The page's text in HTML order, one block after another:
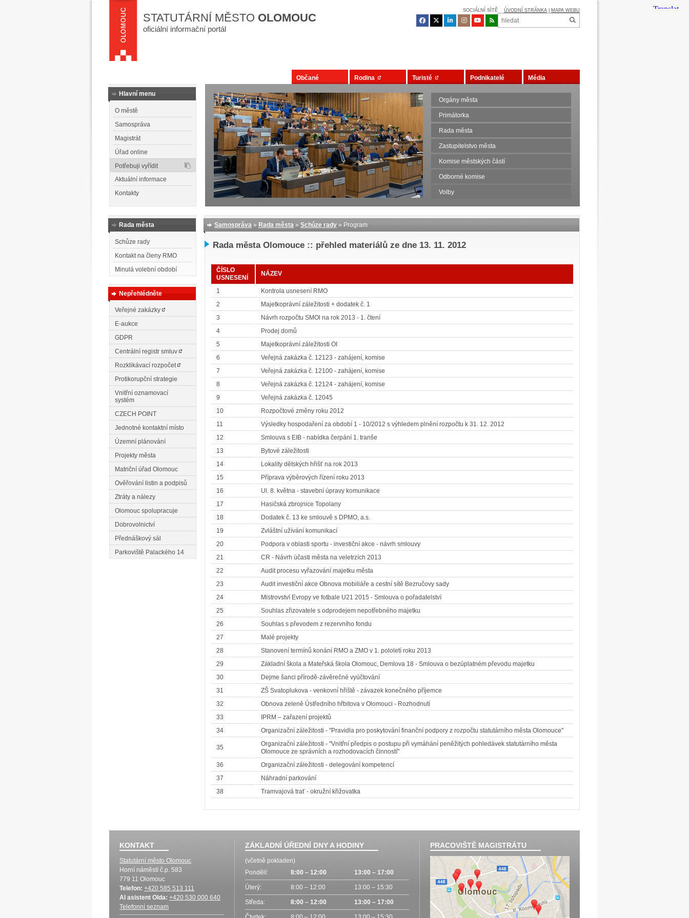
STATUTÁRNÍ MĚSTO OLOMOUC
oficiální informační portál
SOCIÁLNÍ SÍTĚ ÚVODNÍ STRÁNKA MAPA WEBU
Hlavní menu
O městě
Samospráva
Magistrát
Úřad online
Potřebuji vyřídit
Aktuální informace
Kontakty
Občané Rodina Turisté Podnikatelé Média
Orgány města
Primátorka
Rada města
Zastupitelstvo města
Komise městských částí
Odborné komise
Volby
Rada města
Schůze rady
Kontakt na členy RMO
Minulá volební období
Nepřehlédněte
Veřejné zakázky
E-aukce
GDPR
Centrální registr smluv
Rozklikávací rozpočet
Protikorupční strategie
Vnitřní oznamovací
systém
CZECH POINT
Jednotné kontaktní místo
Územní plánování
Projekty města
Matriční úřad Olomouc
Ověřování listin a podpisů
Ztráty a nálezy
Olomouc spolupracuje
Dobrovolnictví
Přednáškový sál
Parkoviště Palackého 14
Samospráva » Rada města » Schůze rady » Program
Rada města Olomouce :: přehled materiálů ze dne 13. 11. 2012
ČÍSLO
USNESENÍ
NÁZEV
1
Kontrola usnesení RMO
2
Majetkoprávní záležitosti + dodatek č. 1
3
Návrh rozpočtu SMOl na rok 2013 - 1. čtení
4
Prodej domů
5
Majetkoprávní záležitosti OI
6
Veřejná zakázka č. 12123 - zahájení, komise
7
Veřejná zakázka č. 12100 - zahájení, komise
8
Veřejná zakázka č. 12124 - zahájení, komise
9
Veřejná zakázka č. 12045
10
Rozpočtové změny roku 2012
11
Výsledky hospodaření za období 1 - 10/2012 s výhledem plnění rozpočtu k 31. 12. 2012
12
Smlouva s EIB - nabídka čerpání 1. tranše
13
Bytové záležitosti
14
Lokality dětských hřišť na rok 2013
15
Příprava výběrových řízení roku 2013
16
Ul. 8. května - stavební úpravy komunikace
17
Hasičská zbrojnice Topolany
18
Dodatek č. 13 ke smlouvě s DPMO, a.s.
19
Zvláštní užívání komunikací
20
Podpora v oblasti sportu - investiční akce - návrh smlouvy
21
CR - Návrh účasti města na veletrzích 2013
22
Audit procesu vyřazování majetku města
23
Audit investiční akce Obnova mobiliáře a cestní sítě Bezručovy sady
24
Mistrovství Evropy ve fotbale U21 2015 - Smlouva o pořadatelství
25
Souhlas zřizovatele s odprodejem nepotřebného majetku
26
Souhlas s převodem z rezervního fondu
27
Malé projekty
28
Stanovení termínů konání RMO a ZMO v 1. pololetí roku 2013
29
Základní škola a Mateřská škola Olomouc, Demlova 18 - Smlouva o bezúplatném převodu majetku
30
Dejme šanci přírodě-závěrečné vyúčtování
31
ZŠ Svatoplukova - venkovní hřiště - závazek konečného příjemce
32
Obnova zeleně Ústředního hřbitova v Olomouci - Rozhodnutí
33
IPRM – zařazení projektů
34
Organizační záležitosti - "Pravidla pro poskytování finanční podpory z rozpočtu statutárního města Olomouce"
35
Organizační záležitosti - "Vnitřní předpis o postupu při vymáhání peněžitých pohledávek statutárního města
Olomouce ze správních a rozhodovacích činností"
36
Organizační záležitosti - delegování kompetencí
37
Náhradní parkování
38
Tramvajová trať - okružní křižovatka
KONTAKT
Statutární město Olomouc
Horní náměstí č.p. 583
779 11 Olomouc
Telefon: +420 585 513 111
AI asistent Olda: +420 530 000 640
Telefonní seznam
ZÁKLADNÍ ÚŘEDNÍ DNY A HODINY
(včetně pokladen)
Pondělí:
8:00 – 12:00 13:00 – 17:00
Úterý: 8:00 – 12:00 13:00 – 15:30
Středa: 8:00 – 12:00 13:00 – 17:00
PRACOVIŠTĚ MAGISTRÁTU